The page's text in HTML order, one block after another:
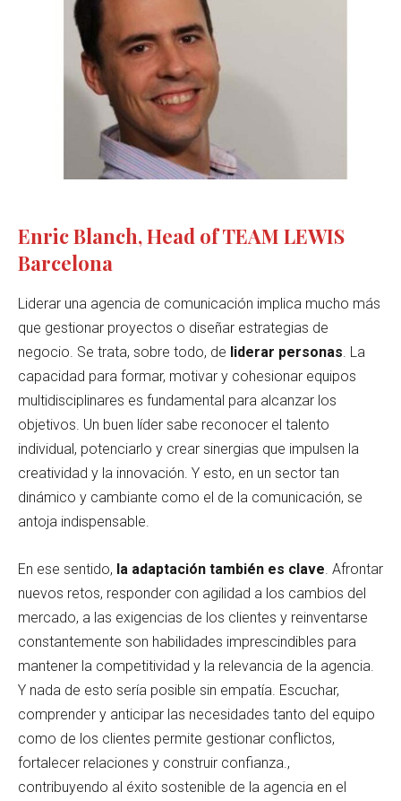
Enric Blanch, Head of TEAM LEWIS
Barcelona
Liderar una agencia de comunicación implica mucho más
que gestionar proyectos o diseñar estrategias de
negocio. Se trata, sobre todo, de liderar personas . La
capacidad para formar, motivar y cohesionar equipos
multidisciplinares es fundamental para alcanzar los
objetivos. Un buen líder sabe reconocer el talento
individual, potenciarlo y crear sinergias que impulsen la
creatividad y la innovación. Y esto, en un sector tan
dinámico y cambiante como el de la comunicación, se
antoja indispensable.
En ese sentido, la adaptación también es clave . Afrontar
nuevos retos, responder con agilidad a los cambios del
mercado, a las exigencias de los clientes y reinventarse
constantemente son habilidades imprescindibles para
mantener la competitividad y la relevancia de la agencia.
Y nada de esto sería posible sin empatía. Escuchar,
comprender y anticipar las necesidades tanto del equipo
como de los clientes permite gestionar conflictos,
fortalecer relaciones y construir confianza.,
contribuyendo al éxito sostenible de la agencia en el